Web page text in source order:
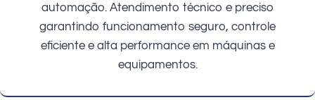
automação. Atendimento técnico e preciso
garantindo funcionamento seguro, controle
eficiente e alta performance em máquinas e
equipamentos.